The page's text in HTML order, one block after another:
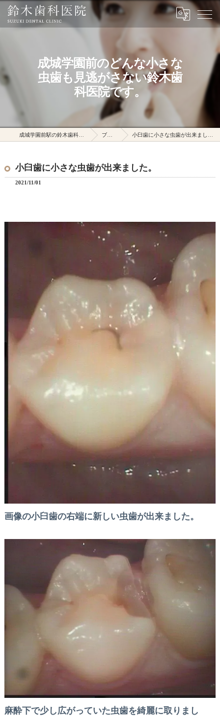
成城学園前のどんな小さな
虫歯も見逃がさない鈴木歯
科医院です。
成城学園前駅の鈴木歯科医院 ブログ 小臼歯に小さな虫歯が出来ました。
小臼歯に小さな虫歯が出来ました。
2021/11/01
画像の小臼歯の右端に新しい虫歯が出来ました。
麻酔下で少し広がっていた虫歯を綺麗に取りまし